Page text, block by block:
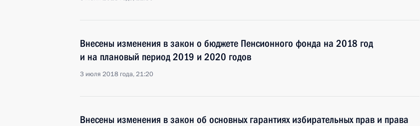
Внесены изменения в закон о бюджете Пенсионного фонда на 2018 год
и на плановый период 2019 и 2020 годов
3 июля 2018 года, 21:20
Внесены изменения в закон об основных гарантиях избирательных прав и права